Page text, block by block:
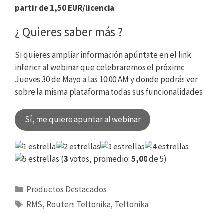
partir de 1,50 EUR/licencia.
¿ Quieres saber más ?
Si quieres ampliar información apúntate en el link
inferior al webinar que celebraremos el próximo
Jueves 30 de Mayo a las 10:00 AM y donde podrás ver
sobre la misma plataforma todas sus funcionalidades
Sí, me quiero apuntar al webinar
(3votos, promedio:5,00de 5)
Categorías
Productos Destacados
Etiquetas
RMS, Routers Teltonika, Teltonika